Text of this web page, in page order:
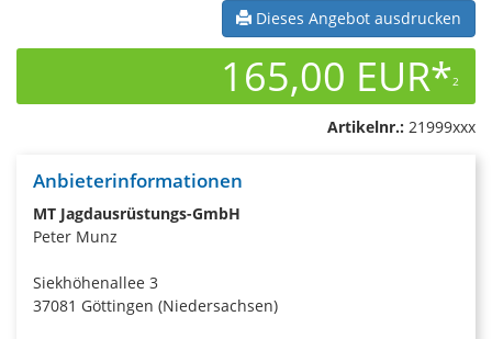
Dieses Angebot ausdrucken
165,00 EUR*2
Artikelnr.: 21999xxx
Anbieterinformationen
MT Jagdausrüstungs-GmbH
Peter Munz
Siekhöhenallee 3
37081 Göttingen (Niedersachsen)